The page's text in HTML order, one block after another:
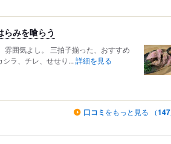
らみを喰らう
囲気よし。 三拍子揃った、おすすめ
ラ、チレ、せせり... 詳細を見る
口コミ をもっと見る （147